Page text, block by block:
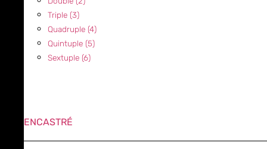
Triple (3)
Quadruple (4)
Quintuple (5)
Sextuple (6)
ENCASTRÉ